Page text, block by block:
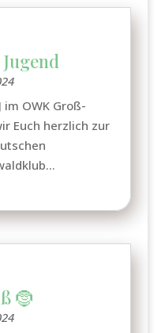
OWK Groß-
Euch herzlich zur
🤶